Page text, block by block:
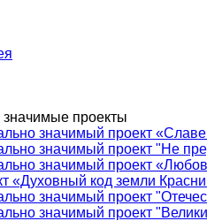
проекты
значимый проект
значимый проект "Не
значимый проект
«Духовный код земли
значимый проект
значимый проект